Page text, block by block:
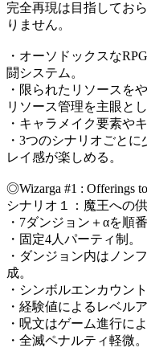
完全再現は目指してお
りません。
・オーソドックスな
闘システム。
・限られたリソースを
リソース管理を主眼と
・キャラメイク要素や
・3つのシナリオごと
レイ感が楽しめる。
◎Wizarga #1 : Offerings
シナリオ１：魔王への供
・7ダンジョン＋αを順
・固定4人パーティ制。
・ダンジョン内はノン
成。
・シンボルエンカウント
・経験値によるレベル
・呪文はゲーム進行に
・全滅ペナルティ軽微。